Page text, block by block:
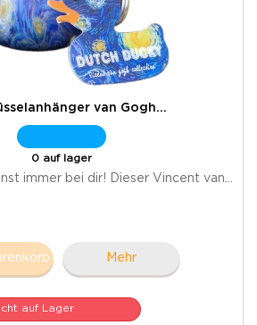
van Gogh...
0 auf lager
immer bei dir! Dieser Vincent van...
Mehr
auf Lager